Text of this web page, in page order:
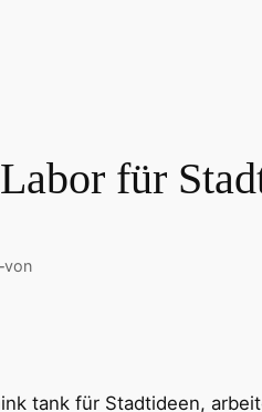
für
von
tank für Stadtideen,